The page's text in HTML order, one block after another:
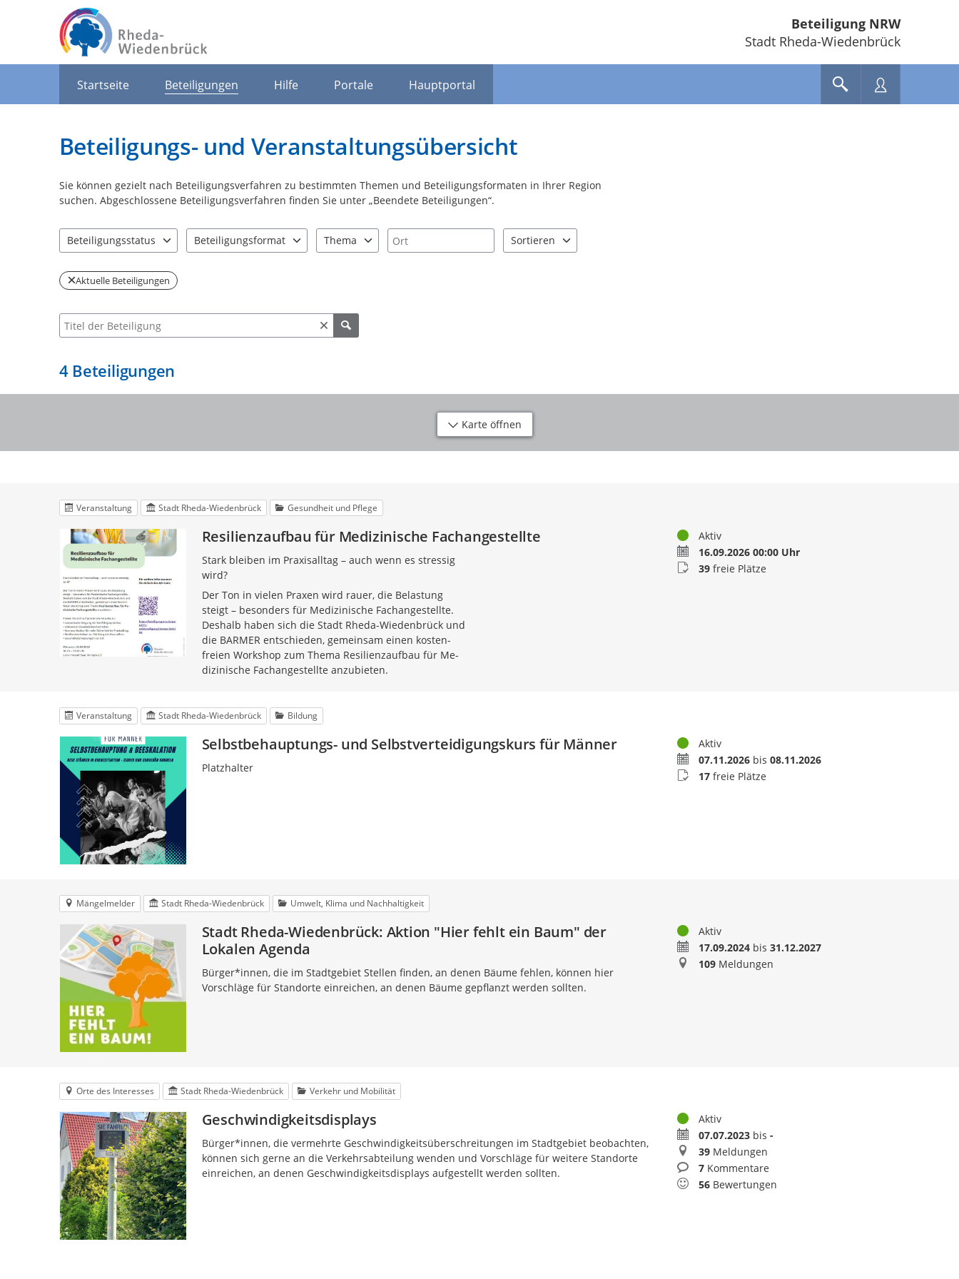
Beteiligung NRW
Stadt Rheda-Wiedenbrück
Startseite Beteiligungen Hilfe Portale Hauptportal
Beteiligungs- und Veranstaltungsübersicht
Sie können gezielt nach Beteiligungsverfahren zu bestimmten Themen und Beteiligungsformaten in Ihrer Region
suchen. Abgeschlossene Beteiligungsverfahren finden Sie unter „Beendete Beteiligungen“.
Beteiligungsstatus
Beteiligungsformat
Thema
Ort
Sortieren
Aktuelle Beteiligungen
Suche nach Beteiligung
4 Beteiligungen
Karte öffnen
Veranstaltung Stadt Rheda-Wiedenbrück Gesundheit und Pflege
Resilienzaufbau für Medizinische Fachangestellte
Stark bleiben im Praxisalltag – auch wenn es stressig
wird?
Der Ton in vielen Praxen wird rauer, die Belastung
steigt – besonders für Medizinische Fachangestellte.
Deshalb haben sich die Stadt Rheda-Wiedenbrück und
die BARMER entschieden, gemeinsam einen kosten-
freien Workshop zum Thema Resilienzaufbau für Me-
dizinische Fachangestellte anzubieten.
StatusAktiv
Termin16.09.2026 00:00 Uhr
Buchungsstatus
39 freie Plätze
Veranstaltung Stadt Rheda-Wiedenbrück Bildung
Selbstbehauptungs- und Selbstverteidigungskurs für Männer
Platzhalter
StatusAktiv
Termin07.11.2026 bis08.11.2026
Buchungsstatus
17 freie Plätze
Mängelmelder Stadt Rheda-Wiedenbrück Umwelt, Klima und Nachhaltigkeit
Stadt Rheda-Wiedenbrück: Aktion "Hier fehlt ein Baum" der
Lokalen Agenda
Bürger*innen, die im Stadtgebiet Stellen finden, an denen Bäume fehlen, können hier
Vorschläge für Standorte einreichen, an denen Bäume gepflanzt werden sollten.
StatusAktiv
Zeitraum17.09.2024 bis31.12.2027
Meldungen
109 Meldungen
Orte des Interesses Stadt Rheda-Wiedenbrück Verkehr und Mobilität
Geschwindigkeitsdisplays
Bürger*innen, die vermehrte Geschwindigkeitsüberschreitungen im Stadtgebiet beobachten,
können sich gerne an die Verkehrsabteilung wenden und Vorschläge für weitere Standorte
einreichen, an denen Geschwindigkeitsdisplays aufgestellt werden sollten.
StatusAktiv
Zeitraum07.07.2023 bis-
Meldungen
39 Meldungen
Kommentare
7 Kommentare
Bewertungen
56 Bewertungen